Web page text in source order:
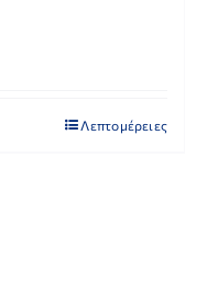
Λεπτομέρειες